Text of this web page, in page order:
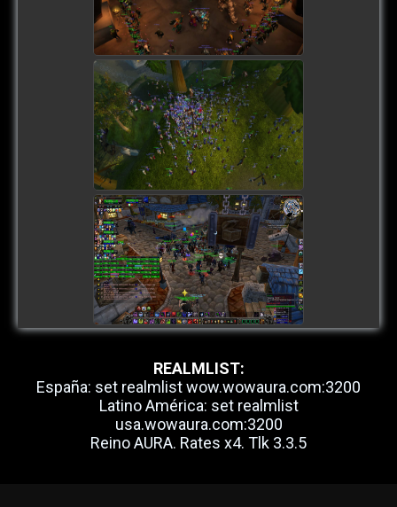
view picture
view picture
REALMLIST:
España: set realmlist wow.wowaura.com:3200
Latino América: set realmlist
usa.wowaura.com:3200
Reino AURA. Rates x4. Tlk 3.3.5